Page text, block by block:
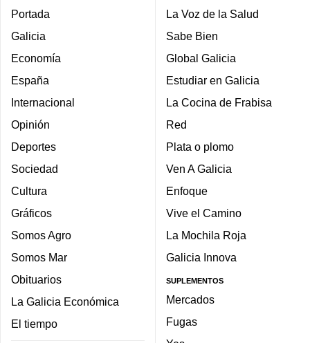
Portada
Galicia
Economía
España
Internacional
Opinión
Deportes
Sociedad
Cultura
Gráficos
Somos Agro
Somos Mar
Obituarios
La Galicia Económica
El tiempo
La Voz de la Salud
Sabe Bien
Global Galicia
Estudiar en Galicia
La Cocina de Frabisa
Red
Plata o plomo
Ven A Galicia
Enfoque
Vive el Camino
La Mochila Roja
Galicia Innova
SUPLEMENTOS
Mercados
Fugas